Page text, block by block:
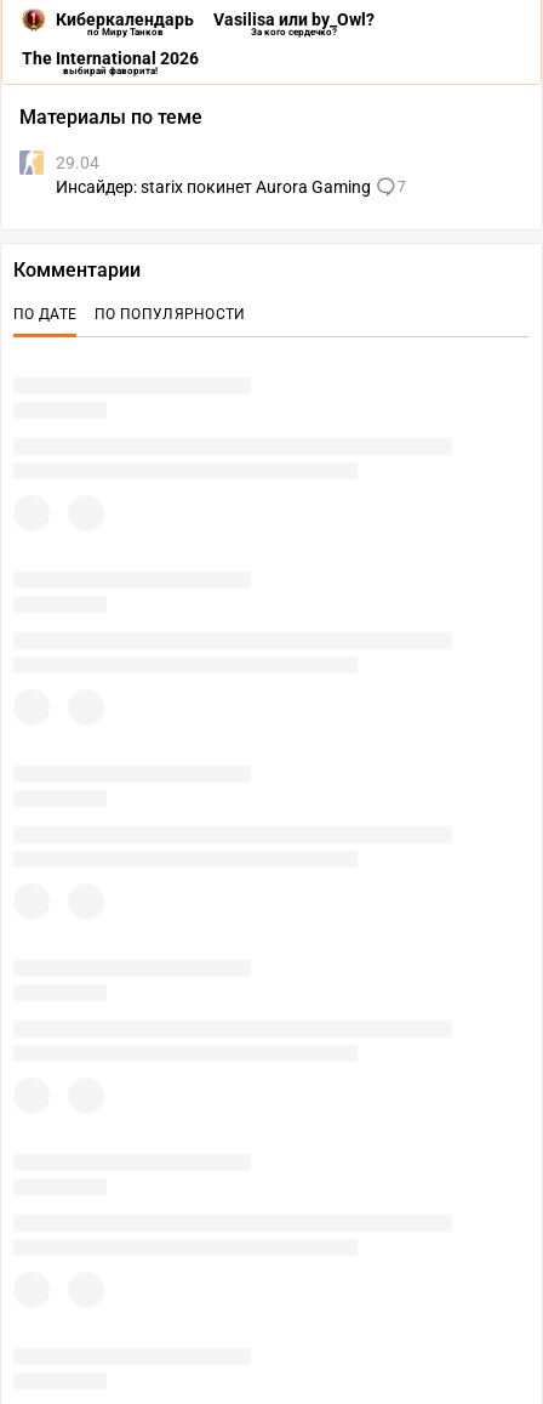
Киберкалендарь
по Миру Танков
Vasilisa или by_Owl?
За кого сердечко?
The International 2026
выбирай фаворита!
Материалы по теме
29.04
Инсайдер: starix покинет Aurora Gaming
7
Комментарии
ПО ДАТЕ ПО ПОПУЛЯРНОСТИ